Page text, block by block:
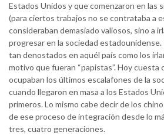
Estados Unidos y que comenzaron en las
(para ciertos trabajos no se contrataba a
consideraban demasiado valiosos, sino a
progresar en la sociedad
tan denostados en aquél país como los
motivo que fueran “papistas”. Hoy cuesta
ocupaban los últimos escalafones de la
cuando llegaron en masa a los Estados
primeros. Lo mismo cabe decir de los
de ese proceso de integración desde lo
tres, cuatro generaciones.